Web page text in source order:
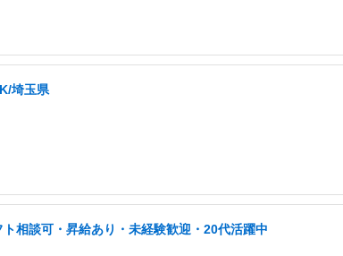
埼玉県
相談可・昇給あり・未経験歓迎・20代活躍中